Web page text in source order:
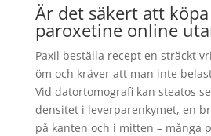
Är det säkert att
paroxetine online
Paxil beställa recept en sträckt
öm och kräver att man inte
Vid datortomografi kan steatos
densitet i leverparenkymet, en
på kanten och i mitten – många